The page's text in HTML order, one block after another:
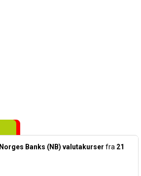
Norges Banks (NB) valutakurser fra 21